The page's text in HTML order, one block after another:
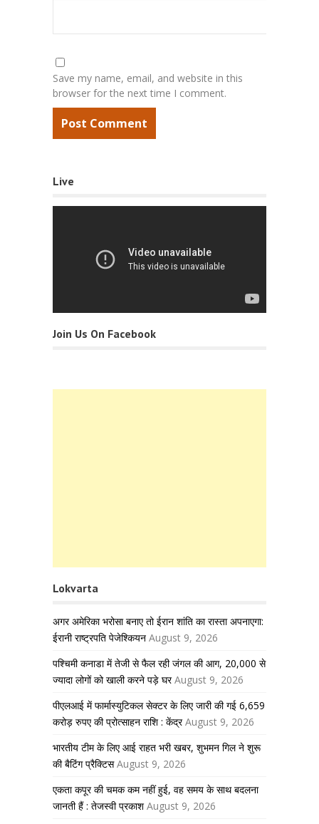
Save my name, email, and website in this
browser for the next time I comment.
Live
Join Us On Facebook
Lokvarta
अगर अमेरिका भरोसा बनाए तो ईरान शांति का रास्ता अपनाएगा:
ईरानी राष्ट्रपति पेजेश्कियन August 9, 2026
पश्चिमी कनाडा में तेजी से फैल रही जंगल की आग, 20,000 से
ज्यादा लोगों को खाली करने पड़े घर August 9, 2026
पीएलआई में फार्मास्युटिकल सेक्टर के लिए जारी की गई 6,659
करोड़ रुपए की प्रोत्साहन राशि : केंद्र August 9, 2026
भारतीय टीम के लिए आई राहत भरी खबर, शुभमन गिल ने शुरू
की बैटिंग प्रैक्टिस August 9, 2026
एकता कपूर की चमक कम नहीं हुई, वह समय के साथ बदलना
जानती हैं : तेजस्वी प्रकाश August 9, 2026